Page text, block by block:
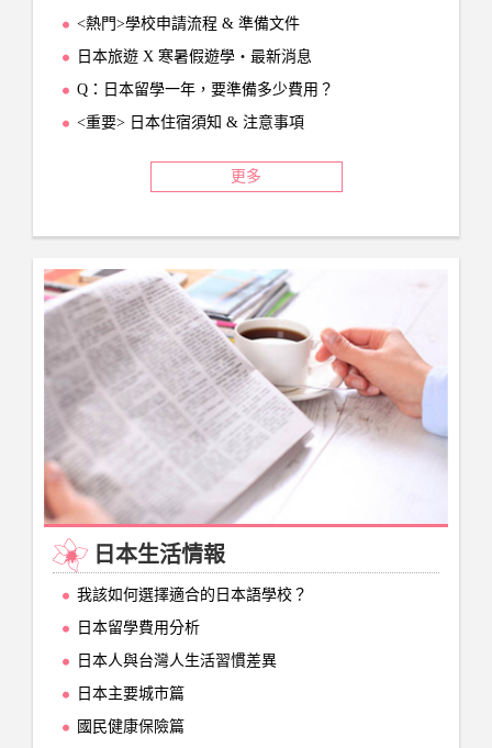
<熱門>學校申請流程 & 準備文件
日本旅遊 X 寒暑假遊學‧最新消息
Q：日本留學一年，要準備多少費用？
<重要> 日本住宿須知 & 注意事項
更多
日本生活情報
我該如何選擇適合的日本語學校？
日本留學費用分析
日本人與台灣人生活習慣差異
日本主要城市篇
國民健康保險篇